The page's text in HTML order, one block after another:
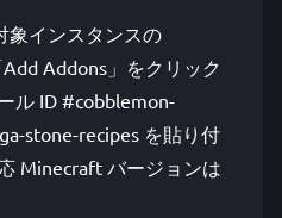
象インスタンスの
Addons」をクリック
ル ID #cobblemon-
stone-recipes を貼り付
Minecraft バージョンは